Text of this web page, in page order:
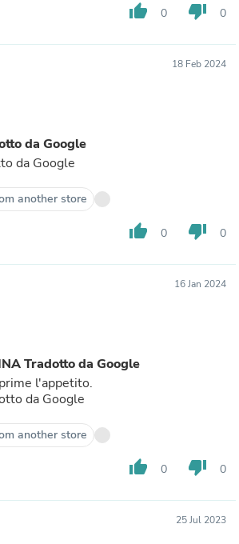
thumb_up 0 thumb_down 0
18 Feb 2024
da Google
da Google
another store
thumb_up 0 thumb_down 0
16 Jan 2024
Tradotto da Google
l'appetito.
da Google
another store
thumb_up 0 thumb_down 0
25 Jul 2023